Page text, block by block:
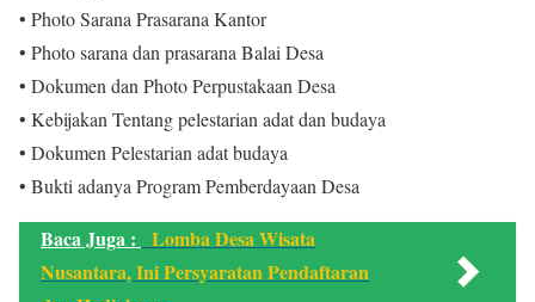
• Photo Sarana Prasarana Kantor
• Photo sarana dan prasarana Balai Desa
• Dokumen dan Photo Perpustakaan Desa
• Kebijakan Tentang pelestarian adat dan budaya
• Dokumen Pelestarian adat budaya
• Bukti adanya Program Pemberdayaan Desa
Baca Juga :
Lomba Desa Wisata
Nusantara, Ini Persyaratan Pendaftaran